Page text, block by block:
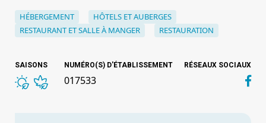
HÉBERGEMENT
HÔTELS ET AUBERGES
RESTAURANT ET SALLE À MANGER
RESTAURATION
SAISONS NUMÉRO(S) D'ÉTABLISSEMENT
017533
RÉSEAUX SOCIAUX